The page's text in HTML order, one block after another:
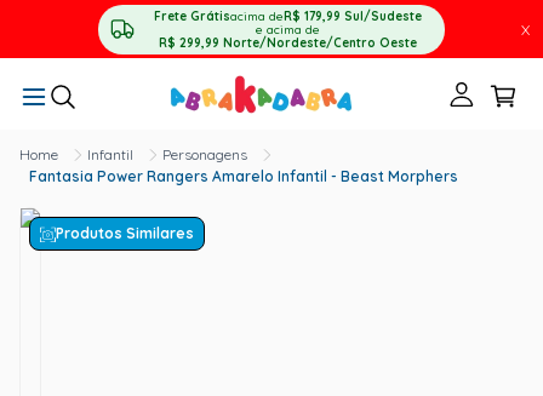
Frete Grátisacima deR$ 179,99 Sul/Sudeste
e acima de
R$ 299,99 Norte/Nordeste/Centro Oeste
X
Infantil
Personagens
Fantasia Power Rangers Amarelo Infantil - Beast Morphers
Produtos Similares